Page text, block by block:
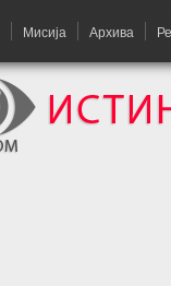
Мисија Архива